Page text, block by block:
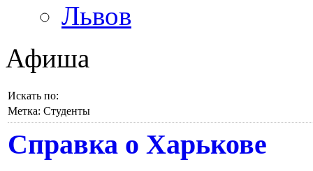
Львов
Афиша
Искать по:
Метка: Студенты
Справка о Харькове